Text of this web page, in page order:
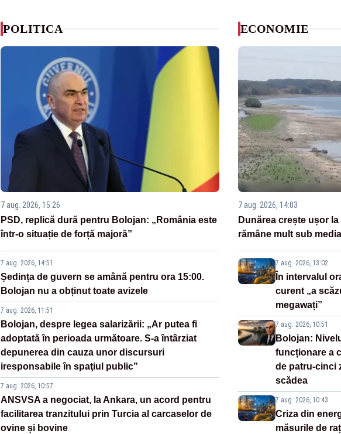
POLITICA
7 aug. 2026, 15:26
PSD, replică dură pentru Bolojan: „România este
într-o situație de forță majoră”
7 aug. 2026, 14:51
Ședința de guvern se amână pentru ora 15:00.
Bolojan nu a obținut toate avizele
7 aug. 2026, 11:51
Bolojan, despre legea salarizării: „Ar putea fi
adoptată în perioada următoare. S-a întârziat
depunerea din cauza unor discursuri
iresponsabile în spaţiul public”
7 aug. 2026, 10:57
ANSVSA a negociat, la Ankara, un acord pentru
facilitarea tranzitului prin Turcia al carcaselor de
ovine și bovine
ECONOMIE
7 aug. 2026, 14:03
Dunărea crește ușor
rămâne mult sub
7 aug. 2026, 13:02
În intervalul
curent „a
megawați”
7 aug. 2026, 10:51
Bolojan:
funcționare a
de patru-cinci
scădea
7 aug. 2026, 10:43
Criza din
măsurile de